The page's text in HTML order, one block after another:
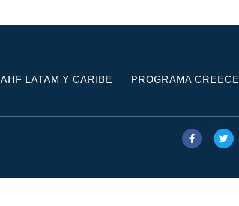
AHF LATAM Y CARIBE PROGRAMA CREECE